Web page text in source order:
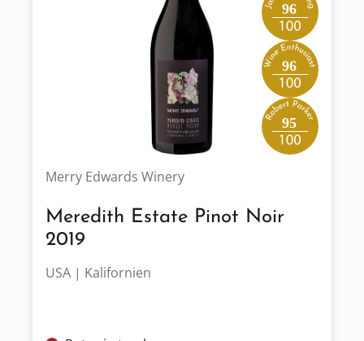
96
96
95
Merry Edwards Winery
Meredith Estate Pinot Noir
2019
USA | Kalifornien